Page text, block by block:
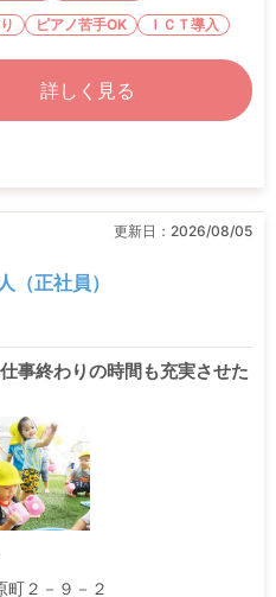
ピアノ苦手OK ＩＣＴ導入
詳しく見る
更新日： 2026/08/05
（正社員）
事終わりの時間も充実させた
町２－９－２